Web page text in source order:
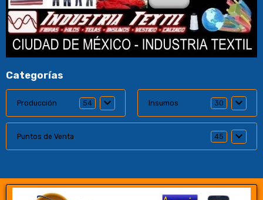
Categorías
Producción 54 Insumos 30
Puntos de Venta 45